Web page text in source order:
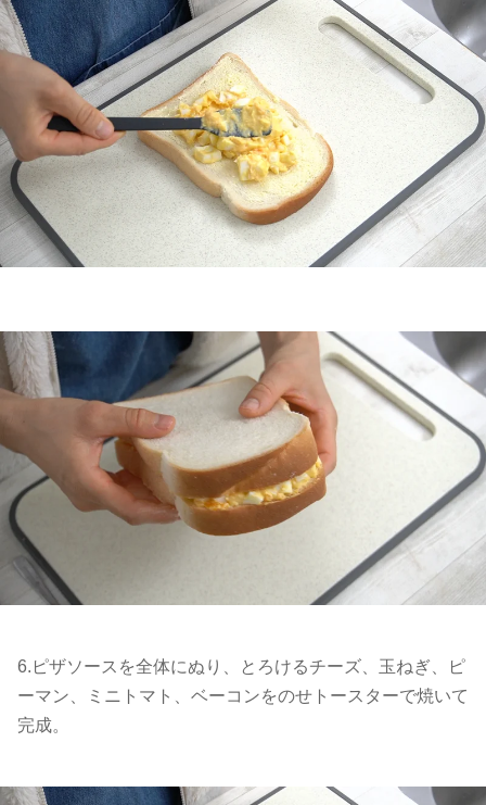
6.ピザソースを全体にぬり、とろけるチーズ、玉ねぎ、ピ
ーマン、ミニトマト、ベーコンをのせトースターで焼いて
完成。